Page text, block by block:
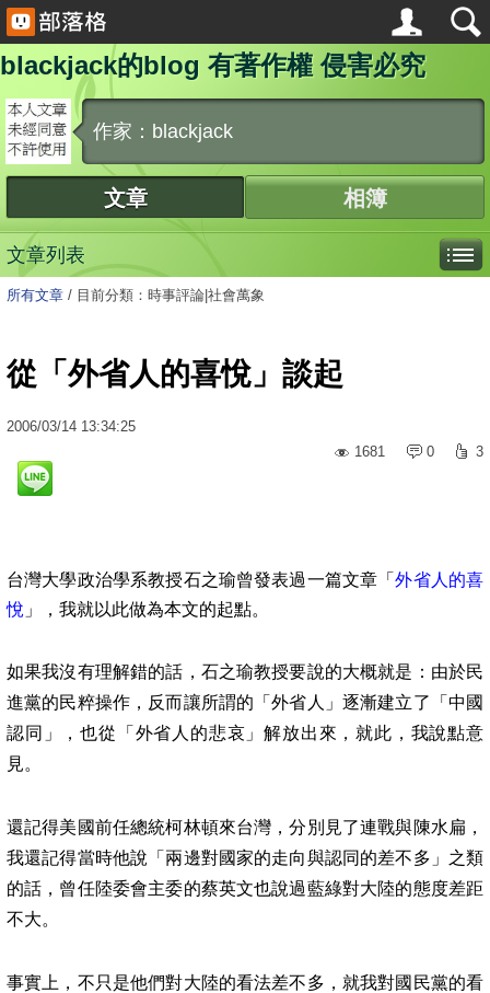
blackjack的blog 有著作權 侵害必究
作家：blackjack
文章 相簿
文章列表
所有文章 / 目前分類：時事評論|社會萬象
從「外省人的喜悅」談起
2006/03/14 13:34:25
1681
0 3
台灣大學政治學系教授石之瑜曾發表過一篇文章「外省人的喜
悅 」，我就以此做為本文的起點。
如果我沒有理解錯的話， 石之瑜教授要說的大概就是：由於民
進黨的民粹操作，反而讓所謂的「外省人」逐漸建立了「中國
認同」，也從「外省人的悲哀」解放出來，就此，我說點意
見。
還記得美國前任總統柯林頓來台灣，分別見了連戰與陳水扁，
我還記得當時他說「兩邊對國家的走向與認同的差不多」之類
的話，曾任陸委會主委的蔡英文也說過藍綠對大陸的態度差距
不大。
事實上，不只是他們對大陸的看法差不多，就我對國民黨的看